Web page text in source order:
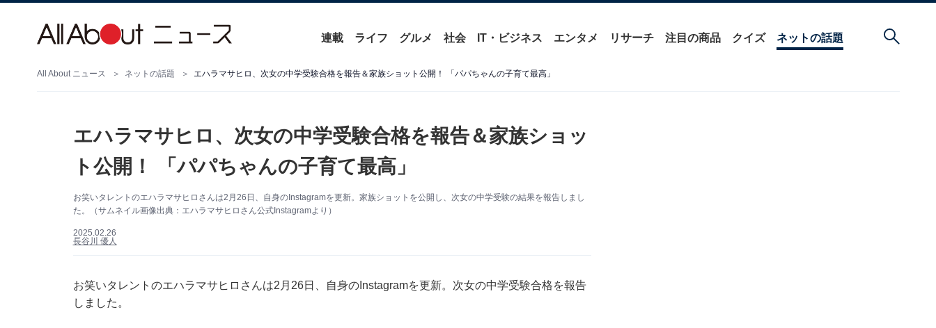
連載 ライフ グルメ 社会 IT・ビジネス エンタメ リサーチ 注目の商品 クイズ ネットの話題
All About ニュース ネットの話題 エハラマサヒロ、次女の中学受験合格を報告＆家族ショット公開！ 「パパちゃんの子育て最高」
エハラマサヒロ、次女の中学受験合格を報告＆家族ショッ
ト公開！ 「パパちゃんの子育て最高」
お笑いタレントのエハラマサヒロさんは2月26日、自身のInstagramを更新。家族ショットを公開し、次女の中学受験の結果を報告しまし
た。（サムネイル画像出典：エハラマサヒロさん公式Instagramより）
2025.02.26
長谷川 優人
お笑いタレントのエハラマサヒロさんは2月26日、自身のInstagramを更新。次女の中学受験合格を報告
しました。